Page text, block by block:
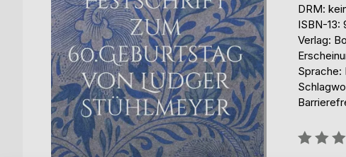
DRM:
ISBN-13:
Verlag:
Sprache: